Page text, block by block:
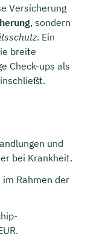
Versicherung
, sondern
. Ein
breite
Check-ups als
und
bei Krankheit.
Rahmen der